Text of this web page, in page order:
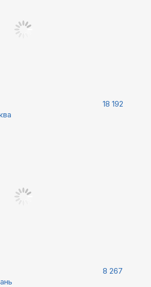
18 192
8 267